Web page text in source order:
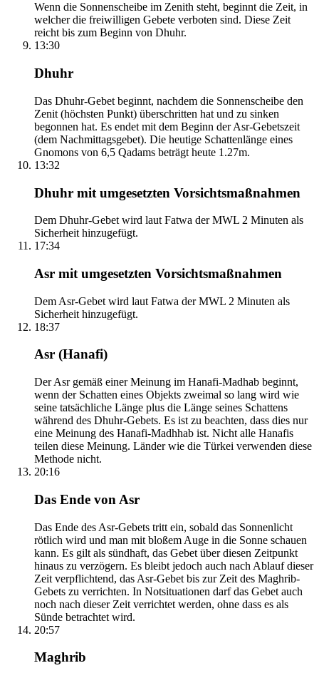
Wenn die Sonnenscheibe im Zenith steht, beginnt die Zeit, in
welcher die freiwilligen Gebete verboten sind. Diese Zeit
reicht bis zum Beginn von Dhuhr.
13:30
Dhuhr
Das Dhuhr-Gebet beginnt, nachdem die Sonnenscheibe den
Zenit (höchsten Punkt) überschritten hat und zu sinken
begonnen hat. Es endet mit dem Beginn der Asr-Gebetszeit
(dem Nachmittagsgebet). Die heutige Schattenlänge eines
Gnomons von 6,5 Qadams beträgt heute 1.27m.
13:32
Dhuhr mit umgesetzten Vorsichtsmaßnahmen
Dem Dhuhr-Gebet wird laut Fatwa der MWL 2 Minuten als
Sicherheit hinzugefügt.
17:34
Asr mit umgesetzten Vorsichtsmaßnahmen
Dem Asr-Gebet wird laut Fatwa der MWL 2 Minuten als
Sicherheit hinzugefügt.
18:37
Asr (Hanafi)
Der Asr gemäß einer Meinung im Hanafi-Madhab beginnt,
wenn der Schatten eines Objekts zweimal so lang wird wie
seine tatsächliche Länge plus die Länge seines Schattens
während des Dhuhr-Gebets. Es ist zu beachten, dass dies nur
eine Meinung des Hanafi-Madhhab ist. Nicht alle Hanafis
teilen diese Meinung. Länder wie die Türkei verwenden diese
Methode nicht.
20:16
Das Ende von Asr
Das Ende des Asr-Gebets tritt ein, sobald das Sonnenlicht
rötlich wird und man mit bloßem Auge in die Sonne schauen
kann. Es gilt als sündhaft, das Gebet über diesen Zeitpunkt
hinaus zu verzögern. Es bleibt jedoch auch nach Ablauf dieser
Zeit verpflichtend, das Asr-Gebet bis zur Zeit des Maghrib-
Gebets zu verrichten. In Notsituationen darf das Gebet auch
noch nach dieser Zeit verrichtet werden, ohne dass es als
Sünde betrachtet wird.
20:57
Maghrib